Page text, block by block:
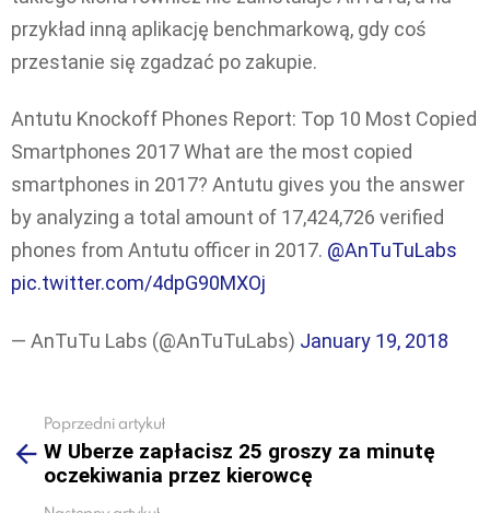
przykład inną aplikację benchmarkową, gdy coś
przestanie się zgadzać po zakupie.
Antutu Knockoff Phones Report: Top 10 Most Copied
Smartphones 2017 What are the most copied
smartphones in 2017? Antutu gives you the answer
by analyzing a total amount of 17,424,726 verified
phones from Antutu officer in 2017. @AnTuTuLabs
pic.twitter.com/4dpG90MXOj
— AnTuTu Labs (@AnTuTuLabs) January 19, 2018
more
Poprzedni artykuł
W Uberze zapłacisz 25 groszy za minutę
oczekiwania przez kierowcę